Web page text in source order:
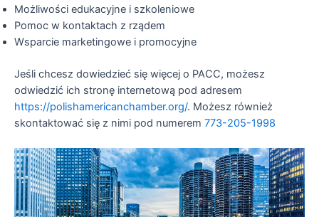
Możliwości edukacyjne i szkoleniowe
Pomoc w kontaktach z rządem
Wsparcie marketingowe i promocyjne
Jeśli chcesz dowiedzieć się więcej o PACC, możesz
odwiedzić ich stronę internetową pod adresem
https://polishamericanchamber.org/. Możesz również
skontaktować się z nimi pod numerem 773-205-1998